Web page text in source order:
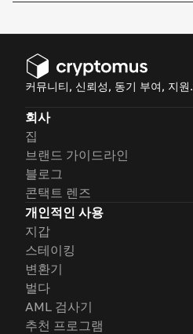
커뮤니티, 신뢰성, 동기 부여, 지원.
회사
집
브랜드 가이드라인
블로그
콘택트 렌즈
개인적인 사용
지갑
스테이킹
변환기
벌다
AML 검사기
추천 프로그램